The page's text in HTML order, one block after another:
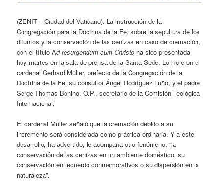
(ZENIT – Ciudad del Vaticano). La instrucción de la
Congregación para la Doctrina de la Fe, sobre la sepultura de los
difuntos y la conservación de las cenizas en caso de cremación,
con el título Ad resurgendum cum Christo ha sido presentada
hoy martes en la sala de prensa de la Santa Sede. Lo hicieron el
cardenal Gerhard Müller, prefecto de la Congregación de la
Doctrina de la Fe; su consultor Ángel Rodríguez Luño; y el padre
Serge-Thomas Bonino, O.P., secretario de la Comisión Teológica
Internacional.
El cardenal Müller señaló que la cremación debido a su
incremento será considerada como práctica ordinaria. Y a este
desarrollo, ha advertido, le acompaña otro fenómeno: “la
conservación de las cenizas en un ambiente doméstico, su
conservación en recuerdo conmemorativos o su dispersión en la
naturaleza”.